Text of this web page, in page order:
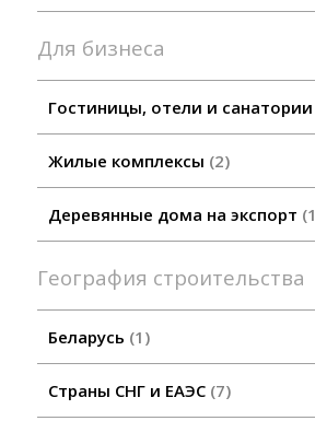
Для бизнеса
Гостиницы, отели и санатории
Жилые комплексы 2
Деревянные дома на экспорт 1
География строительства
Беларусь 1
Страны СНГ и ЕАЭС 7